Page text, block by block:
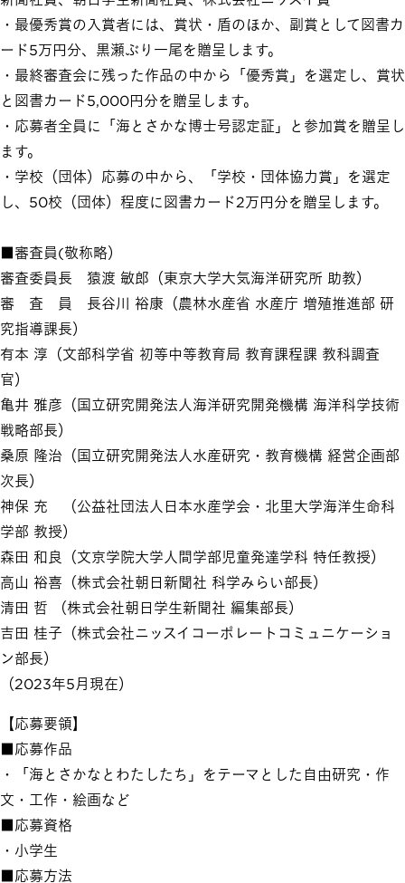
・最優秀賞の入賞者には、賞状・盾のほか、副賞として図書カ
ード5万円分、黒瀬ぶり一尾を贈呈します。
・最終審査会に残った作品の中から「優秀賞」を選定し、賞状
と図書カード5,000円分を贈呈します。
・応募者全員に「海とさかな博士号認定証」と参加賞を贈呈し
ます。
・学校（団体）応募の中から、「学校・団体協力賞」を選定
し、50校（団体）程度に図書カード2万円分を贈呈します。
■審査員(敬称略）
審査委員長 猿渡 敏郎（東京大学大気海洋研究所 助教）
審 査 員 長谷川 裕康（農林水産省 水産庁 増殖推進部 研
究指導課長）
有本 淳（文部科学省 初等中等教育局 教育課程課 教科調査
官）
亀井 雅彦（国立研究開発法人海洋研究開発機構 海洋科学技術
戦略部長）
桑原 隆治（国立研究開発法人水産研究・教育機構 経営企画部
次長）
神保 充 （公益社団法人日本水産学会・北里大学海洋生命科
学部 教授）
森田 和良（文京学院大学人間学部児童発達学科 特任教授）
高山 裕喜（株式会社朝日新聞社 科学みらい部長）
清田 哲 （株式会社朝日学生新聞社 編集部長）
吉田 桂子（株式会社ニッスイコーポレートコミュニケーショ
ン部長）
（2023年5月現在）
【応募要領】
■応募作品
・「海とさかなとわたしたち」をテーマとした自由研究・作
文・工作・絵画など
■応募資格
・小学生
■応募方法